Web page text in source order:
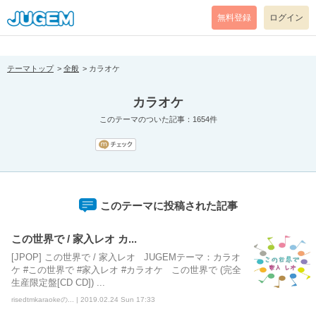
[pear_error: message="Success" code=0 mode=return level=notice
prefix="" info=""]
無料登録 ログイン
テーマトップ 全般 カラオケ
カラオケ
このテーマのついた記事：1654件
このテーマに投稿された記事
この世界で / 家入レオ カ...
[JPOP] この世界で / 家入レオ JUGEMテーマ：カラオ
ケ #この世界で #家入レオ #カラオケ この世界で (完全
生産限定盤[CD CD]) ...
risedtmkaraokeの... | 2019.02.24 Sun 17:33